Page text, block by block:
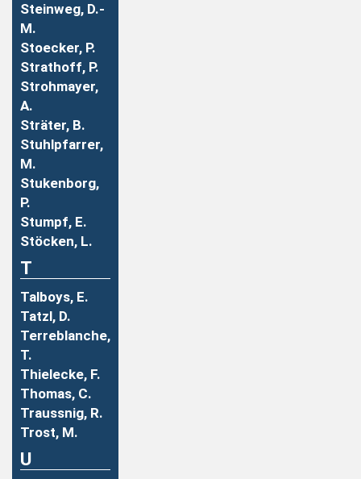
Steinweg, D.-
M.
Stoecker, P.
Strathoff, P.
Strohmayer,
A.
Sträter, B.
Stuhlpfarrer,
M.
Stukenborg,
P.
Stumpf, E.
Stöcken, L.
T
Talboys, E.
Tatzl, D.
Terreblanche,
T.
Thielecke, F.
Thomas, C.
Traussnig, R.
Trost, M.
U